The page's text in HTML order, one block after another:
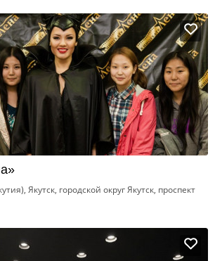
Якутск, городской округ Якутск, проспект